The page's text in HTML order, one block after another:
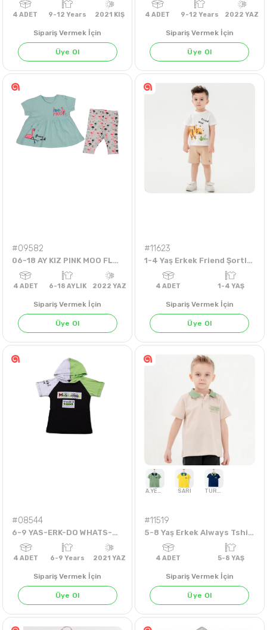
4 ADET 9-12 Years 2021 KIŞ
Sipariş Vermek İçin
Üye Ol
ADET 9-12 Years
Sipariş Vermek İçin
Üye Ol
#09582
06-18 AY KIZ PINK MOO FLAMİNGOLU TAYTLI TAKIM
6-18 AYLIK
Sipariş Vermek İçin
Üye Ol
#11623
1-4 Yaş Erkek Friend Şortlu Takım
4
Sipariş Vermek İçin
Üye Ol
#08544
6-9 YAS-ERK-DO WHATS-KAPŞONLU TİŞÖRT
Sipariş Vermek İçin
Üye Ol
#11519
5-8 Yaş Erkek Always Tshirt
Sipariş Vermek İçin
Üye Ol